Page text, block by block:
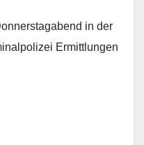
in der
Ermittlungen